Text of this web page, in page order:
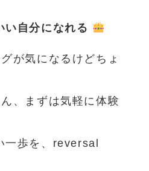
い自分になれる
が気になるけどちょ
、まずは気軽に体験
一歩を、reversal